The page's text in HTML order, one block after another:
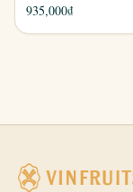
935,000₫